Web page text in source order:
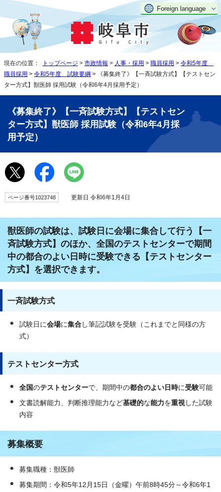
Foreign language
現在の位置： トップページ > 市政情報 > 人事・採用 > 職員採用 > 令和5年度
職員採用 > 令和5年度 試験要綱 > 《募集終了》【一斉試験方式】【テストセン
ター方式】獣医師 採用試験（令和6年4月採用予定）
《募集終了》【一斉試験方式】【テストセン
ター方式】獣医師 採用試験（令和6年4月採
用予定）
ページ番号1023748 更新日 令和6年1月4日
獣医師の試験は、試験日に会場に集合して行う【一
斉試験方式】のほか、全国のテストセンターで期間
中の都合のよい日時に受験できる【テストセンター
方式】を選択できます。
一斉試験方式
試験日に会場に集合 し筆記試験を受験（これまでと同様の方
式）
テストセンター方式
全国のテストセンターで、期間中の都合のよい日時に受験可能
文書読解能力、判断推理能力など基礎的な能力を重視 した試験
内容
募集概要
募集職種：獣医師
募集期間：令和5年12月15日（金曜）午前8時45分～令和6年1